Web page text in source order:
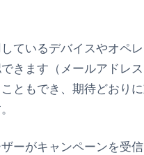
ているデバイスやオペ
きます（メールアドレ
ともでき、期待どおり
ーがキャンペーンを受